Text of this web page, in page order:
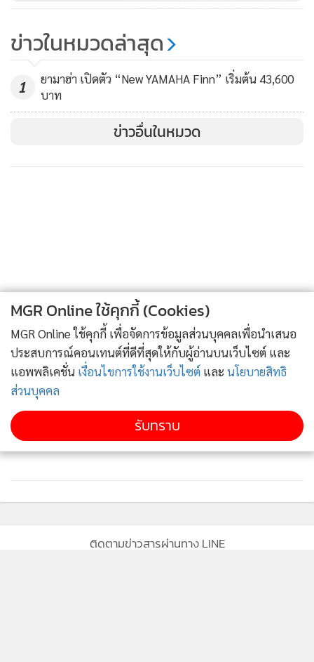
120
เอ.พี.ฮอนด้า เปิดศึกบิดออนไลน์
แรก 19 เม.ย.
ข่าวในหมวดล่าสุด
1
ยามาฮ่า เปิดตัว “New YAMAHA Finn” เริ่มต้น 43,600
บาท
ข่าวอื่นในหมวด
ติดตามข่าวสารผ่านทาง LINE
MGR Online ใช้คุกกี้ (Cookies)
MGR Online ใช้คุกกี้ เพื่อจัดการข้อมูลส่วนบุคคลเพื่อนำเสนอ
ประสบการณ์คอนเทนต์ที่ดีที่สุดให้กับผู้อ่านบนเว็บไซต์ และ
แอพพลิเคชั่น เงื่อนไขการใช้งานเว็บไซต์ และ นโยบายสิทธิ
ส่วนบุคคล
รับทราบ